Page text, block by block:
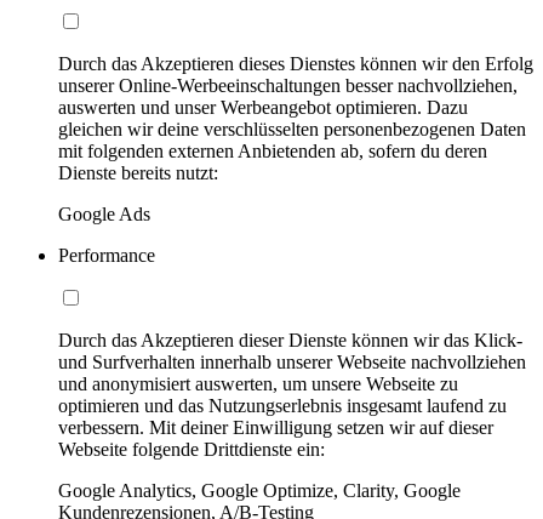
Durch das Akzeptieren dieses Dienstes können wir den Erfolg
unserer Online-Werbeeinschaltungen besser nachvollziehen,
auswerten und unser Werbeangebot optimieren. Dazu
gleichen wir deine verschlüsselten personenbezogenen Daten
mit folgenden externen Anbietenden ab, sofern du deren
Dienste bereits nutzt:
Google Ads
Performance
Durch das Akzeptieren dieser Dienste können wir das Klick-
und Surfverhalten innerhalb unserer Webseite nachvollziehen
und anonymisiert auswerten, um unsere Webseite zu
optimieren und das Nutzungserlebnis insgesamt laufend zu
verbessern. Mit deiner Einwilligung setzen wir auf dieser
Webseite folgende Drittdienste ein:
Google Analytics, Google Optimize, Clarity, Google
Kundenrezensionen, A/B-Testing